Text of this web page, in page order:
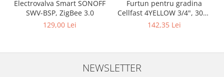
Electrovalva Smart SONOFF
SWV-BSP, ZigBee 3.0
129,00 Lei
Furtun pentru gradina
Cellfast 4YELLOW 3/4", 30m,
4 straturi, protectie UV,
142,35 Lei
NEWSLETTER